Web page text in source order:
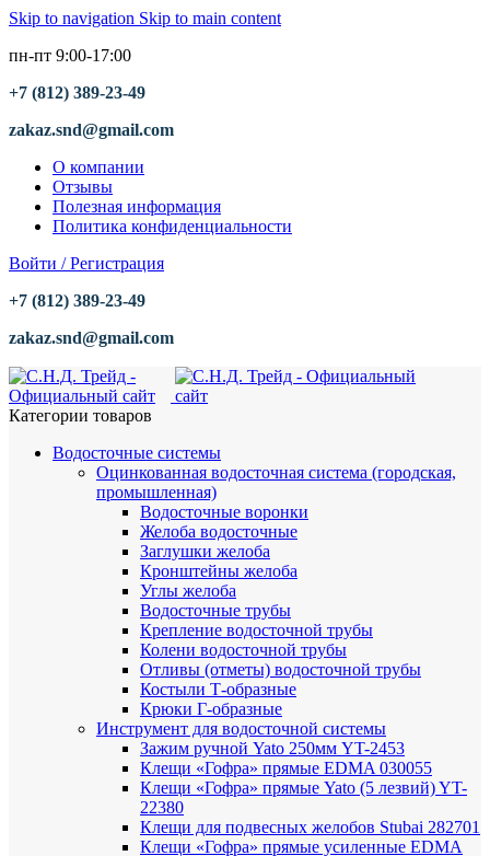
Skip to navigation Skip to main content
пн-пт 9:00-17:00
+7 (812) 389-23-49
zakaz.snd@gmail.com
О компании
Отзывы
Полезная информация
Политика конфиденциальности
Войти / Регистрация
+7 (812) 389-23-49
zakaz.snd@gmail.com
Категории товаров
Водосточные системы
Оцинкованная водосточная система (городская,
промышленная)
Водосточные воронки
Желоба водосточные
Заглушки желоба
Кронштейны желоба
Углы желоба
Водосточные трубы
Крепление водосточной трубы
Колени водосточной трубы
Отливы (отметы) водосточной трубы
Костыли Т-образные
Крюки Г-образные
Инструмент для водосточной системы
Зажим ручной Yato 250мм YT-2453
Клещи «Гофра» прямые EDMA 030055
Клещи «Гофра» прямые Yato (5 лезвий) YT-
22380
Клещи для подвесных желобов Stubai 282701
Клещи «Гофра» прямые усиленные EDMA